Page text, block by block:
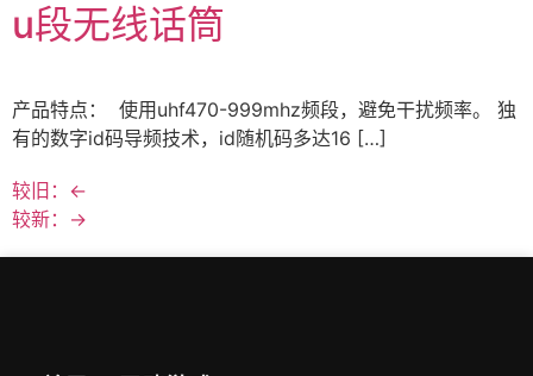
u段无线话筒
产品特点： 使用uhf470-999mhz频段，避免干扰频率。 独
有的数字id码导频技术，id随机码多达16 […]
较旧： ←
较新： →